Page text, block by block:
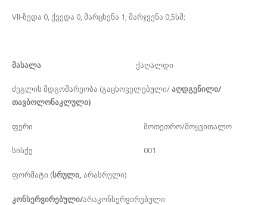
VII-ზედა 0, ქვედა 0, მარცხენა 1; მარჯვენა 0,5სმ;
მასალა ქაღალდი
ძეგლის მდგომარეობა (გაცხოველებული/აღდგენილი/
თავბოლონაკლული)
ფერი მოთეთრო/მოყვითალო
სისქე 001
ფორმატი (სრული, არასრული)
კონსერვირებული/არაკონსერვირებული